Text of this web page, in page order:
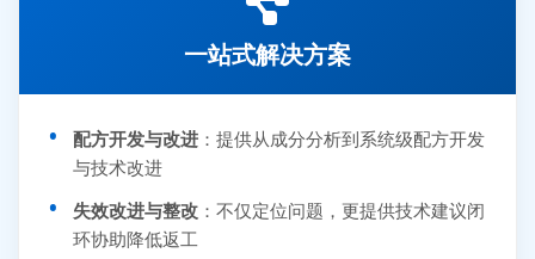
一站式解决方案
配方开发与改进 ：提供从成分分析到系统级配方开发
与技术改进
失效改进与整改 ：不仅定位问题，更提供技术建议闭
环协助降低返工